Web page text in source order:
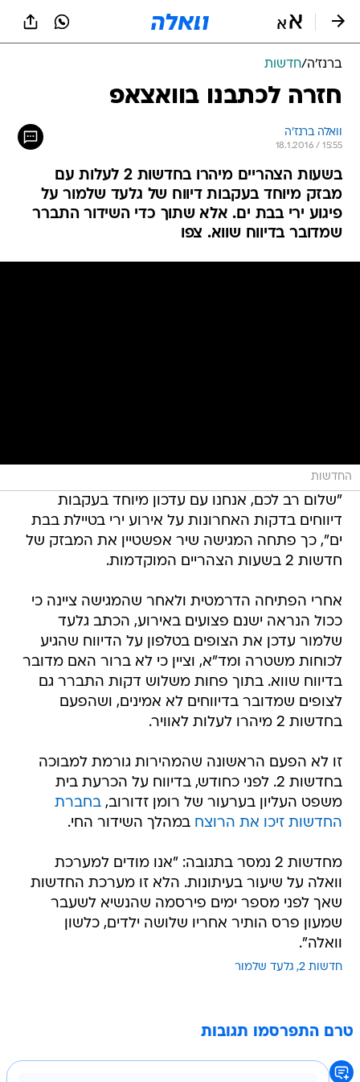
ברנז'ה/חדשות
חזרה לכתבנו בוואצאפ
וואלה ברנז'ה
18.1.2016 / 15:55
בשעות הצהריים מיהרו בחדשות 2 לעלות עם
מבזק מיוחד בעקבות דיווח של גלעד שלמור על
פיגוע ירי בבת ים. אלא שתוך כדי השידור התברר
שמדובר בדיווח שווא. צפו
החדשות
"שלום רב לכם, אנחנו עם עדכון מיוחד בעקבות
דיווחים בדקות האחרונות על אירוע ירי בטיילת בבת
ים", כך פתחה המגישה שיר אפשטיין את המבזק של
חדשות 2 בשעות הצהריים המוקדמות.
אחרי הפתיחה הדרמטית ולאחר שהמגישה ציינה כי
ככול הנראה ישנם פצועים באירוע, הכתב גלעד
שלמור עדכן את הצופים בטלפון על הדיווח שהגיע
לכוחות משטרה ומד"א, וציין כי לא ברור האם מדובר
בדיווח שווא. בתוך פחות משלוש דקות התברר גם
לצופים שמדובר בדיווחים לא אמינים, ושהפעם
בחדשות 2 מיהרו לעלות לאוויר.
זו לא הפעם הראשונה שהמהירות גורמת למבוכה
בחדשות 2. לפני כחודש, בדיווח על הכרעת בית
משפט העליון בערעור של רומן זדורוב,בחברת
החדשות זיכו את הרוצח במהלך השידור החי.
מחדשות 2 נמסר בתגובה: "אנו מודים למערכת
וואלה על שיעור בעיתונות. הלא זו מערכת החדשות
שאך לפני מספר ימים פירסמה שהנשיא לשעבר
שמעון פרס הותיר אחריו שלושה ילדים, כלשון
וואלה".
חדשות 2 גלעד שלמור
טרם התפרסמו תגובות